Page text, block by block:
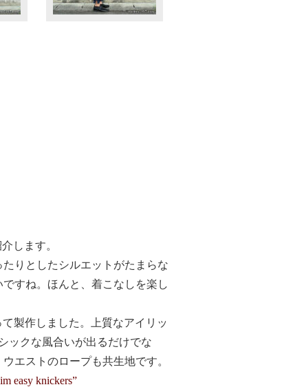
します。
りとしたシルエットがたまらな
すね。ほんと、着こなしを楽し
製作しました。上質なアイリッ
ックな風合いが出るだけでな
エストのロープも共生地です。
easy knickers”